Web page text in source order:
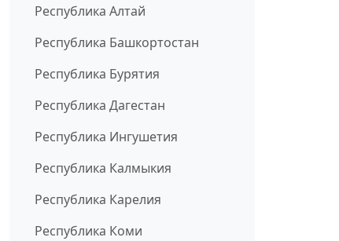
Республика Алтай
Республика Башкортостан
Республика Бурятия
Республика Дагестан
Республика Ингушетия
Республика Калмыкия
Республика Карелия
Республика Коми